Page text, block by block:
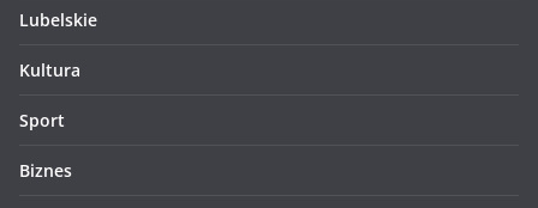
Lubelskie
Kultura
Sport
Biznes